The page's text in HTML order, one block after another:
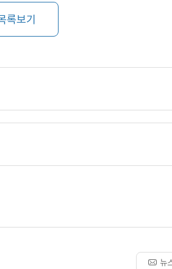
록보기
뉴